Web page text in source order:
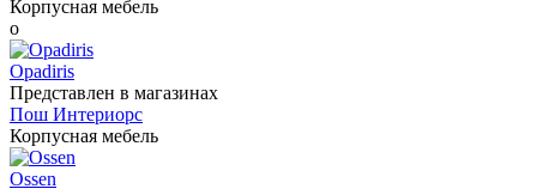
Корпусная мебель
o
Opadiris
Представлен в магазинах
Пош Интериорс
Корпусная мебель
Ossen